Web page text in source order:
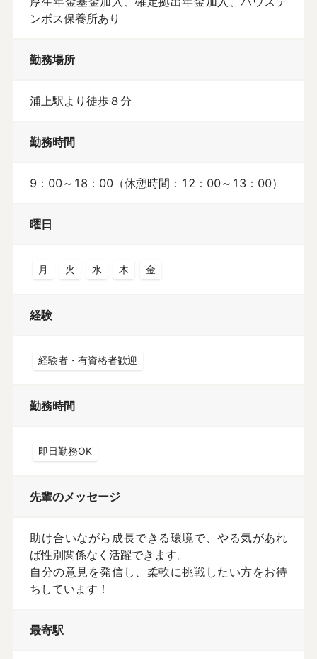
ンボス保養所あり
勤務場所
浦上駅より徒歩８分
勤務時間
9：00～18：00（休憩時間：12：00～13：00）
曜日
月 火 水 木 金
経験
経験者・有資格者歓迎
勤務時間
即日勤務OK
先輩のメッセージ
助け合いながら成長できる環境で、やる気があれ
ば性別関係なく活躍できます。
自分の意見を発信し、柔軟に挑戦したい方をお待
ちしています！
最寄駅